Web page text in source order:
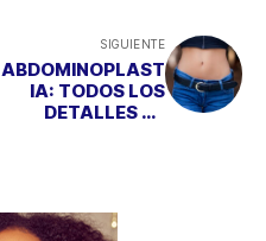
SIGUIENTE
ABDOMINOPLAST
IA: TODOS LOS
DETALLES DE